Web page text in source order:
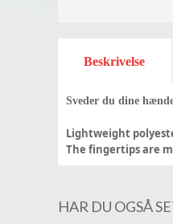
Beskrivelse
Sveder du dine
Lightweight
The fingertips are
HAR DU OGSÅ